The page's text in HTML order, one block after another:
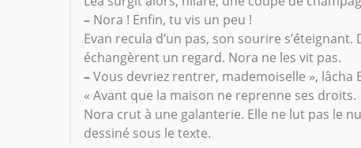
– Nora ! Enfin, tu vis un peu !
Evan recula d’un pas, son sourire
échangèrent un regard. Nora ne les vit pas.
–Vous devriez rentrer, mademoiselle »,
« Avant que la maison ne reprenne ses droits.
Nora crut à une galanterie. Elle ne lut pas le
dessiné sous le texte.